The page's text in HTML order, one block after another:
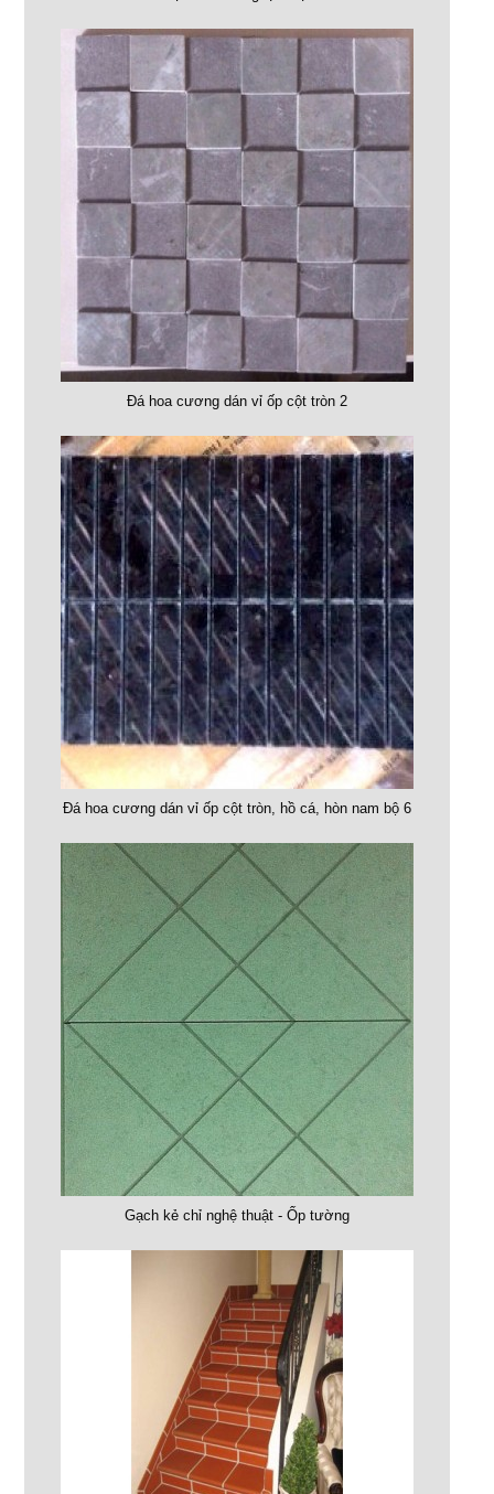
Đá hoa cương dán vỉ ốp cột tròn 2
Đá hoa cương dán vỉ ốp cột tròn, hồ cá, hòn nam bộ 6
Gạch kẻ chỉ nghệ thuật - Ốp tường